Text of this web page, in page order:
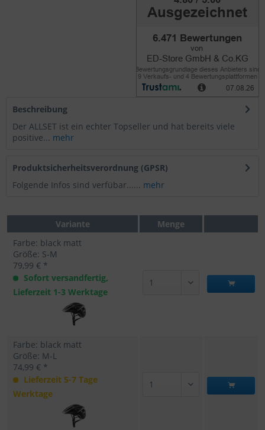
Beschreibung
Der ALLSET ist ein echter Topseller und hat bereits viele
positive... mehr
Produktsicherheitsverordnung (GPSR)
Folgende Infos sind verfübar...... mehr
Variante
Menge
Farbe: black matt
Größe: S-M
79,99 € *
Sofort versandfertig,
Lieferzeit 1-3 Werktage
Farbe: black matt
Größe: M-L
74,99 € *
Lieferzeit 5-7 Tage
Werktage